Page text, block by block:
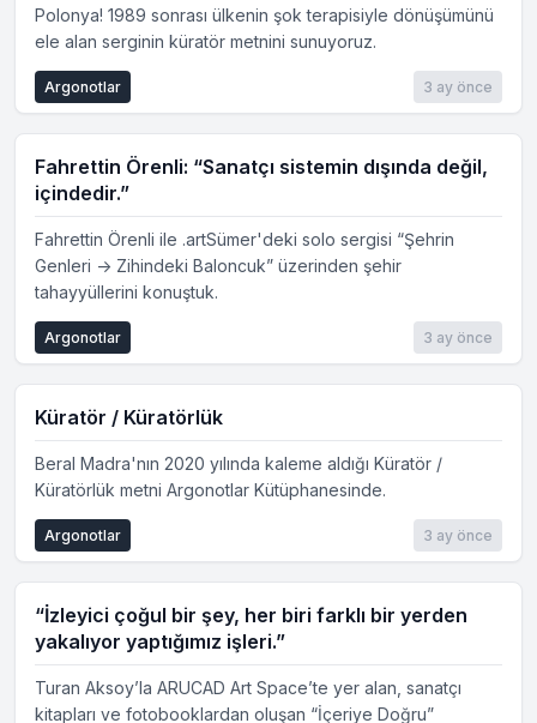
Polonya! 1989 sonrası ülkenin şok terapisiyle dönüşümünü
ele alan serginin küratör metnini sunuyoruz.
3 ay önce
Argonotlar
Fahrettin Örenli: “Sanatçı sistemin dışında değil,
içindedir.”
Fahrettin Örenli ile .artSümer'deki solo sergisi “Şehrin
Genleri -> Zihindeki Baloncuk” üzerinden şehir
tahayyüllerini konuştuk.
3 ay önce
Argonotlar
Küratör / Küratörlük
Beral Madra'nın 2020 yılında kaleme aldığı Küratör /
Küratörlük metni Argonotlar Kütüphanesinde.
3 ay önce
Argonotlar
“İzleyici çoğul bir şey, her biri farklı bir yerden
yakalıyor yaptığımız işleri.”
Turan Aksoy’la ARUCAD Art Space’te yer alan, sanatçı
kitapları ve fotobooklardan oluşan “İçeriye Doğru”